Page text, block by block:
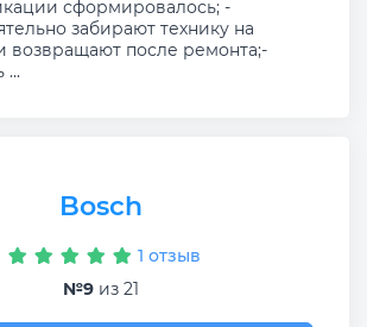
сформировалось; -
забирают технику на
возвращают после ремонта;-
...
Bosch
1 отзыв
№9 из 21